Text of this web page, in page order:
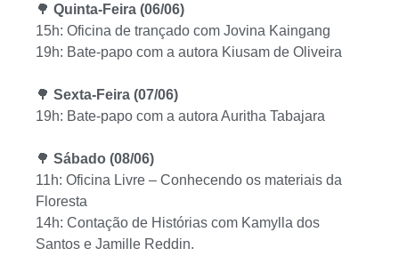
🌳 Quinta-Feira (06/06)
15h: Oficina de trançado com Jovina Kaingang
19h: Bate-papo com a autora Kiusam de Oliveira
🌳 Sexta-Feira (07/06)
19h: Bate-papo com a autora Auritha Tabajara
🌳 Sábado (08/06)
11h: Oficina Livre – Conhecendo os materiais da
Floresta
14h: Contação de Histórias com Kamylla dos
Santos e Jamille Reddin.